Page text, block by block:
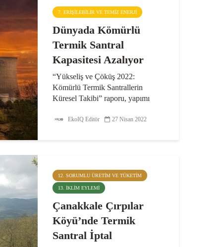
7. ERIŞILEBILIR VE TEMIZ ENERJI
Dünyada Kömürlü
Termik Santral
Kapasitesi Azalıyor
“Yükseliş ve Çöküş 2022:
Kömürlü Termik Santrallerin
Küresel Takibi” raporu, yapımı
santral kapasitesinin 2021 yılında
EkoIQ Editör 27 Nisan 2022
12. SORUMLU ÜRETIM VE TÜKETIM
13. İKLIM EYLEMI
Çanakkale Çırpılar
Köyü’nde Termik
Santral İptal